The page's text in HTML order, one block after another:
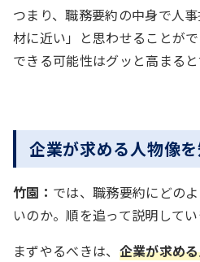
つまり、職務要約の中身で人
材に近い」と思わせることが
できる可能性はグッと高まると
企業が求める人物像
竹園： では、職務要約にどの
いのか。順を追って説明してい
まずやるべきは、 企業が求め